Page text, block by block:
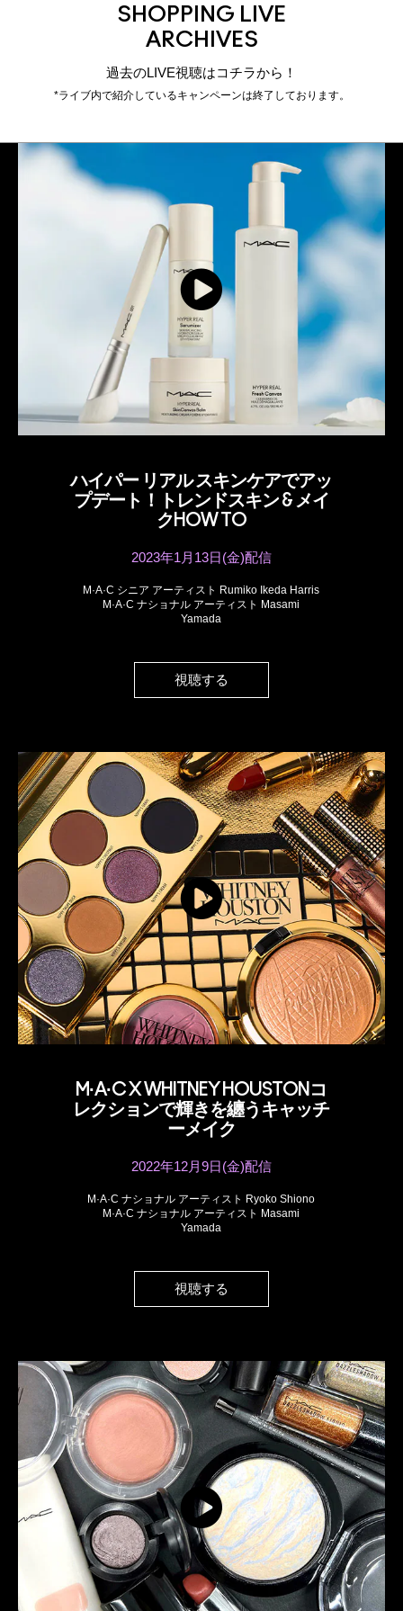
SHOPPING LIVE
ARCHIVES
過去のLIVE視聴はコチラから！
*ライブ内で紹介しているキャンペーンは終了しております。
ハイパー リアル スキンケアでアッ
プデート！トレンドスキン & メイ
クHOW TO
2023年1月13日(金)配信
M·A·C シニア アーティスト Rumiko Ikeda Harris
M·A·C ナショナル アーティスト Masami
Yamada
視聴する
M·A·C X WHITNEY HOUSTONコ
レクションで輝きを纏うキャッチ
ーメイク
2022年12月9日(金)配信
M·A·C ナショナル アーティスト Ryoko Shiono
M·A·C ナショナル アーティスト Masami
Yamada
視聴する